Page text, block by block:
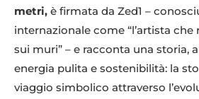
metri, è firmata da Zed1 –
internazionale come “l’artista che
sui muri” – e racconta una storia,
energia pulita e sostenibilità: la
viaggio simbolico attraverso